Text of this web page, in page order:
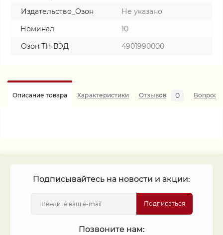
Издательство_Озон
Не указано
Номинал
10
Озон ТН ВЭД
4901990000
Описание товара Характеристики Отзывов 0 Вопросы
Подписывайтесь на новости и акции:
Подписаться
Позвоните нам: